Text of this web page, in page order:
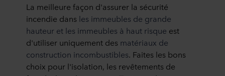
La meilleure façon d'assurer la sécurité
incendie dans les immeubles de grande
hauteur et les immeubles à haut risque est
d'utiliser uniquement des matériaux de
construction incombustibles. Faites les bons
choix pour l'isolation, les revêtements de